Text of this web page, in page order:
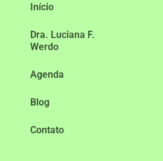
Início
Dra. Luciana F.
Werdo
Agenda
Blog
Contato